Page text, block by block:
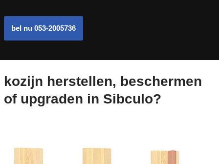
bel nu 053-2005736
kozijn herstellen, beschermen
of upgraden in Sibculo?